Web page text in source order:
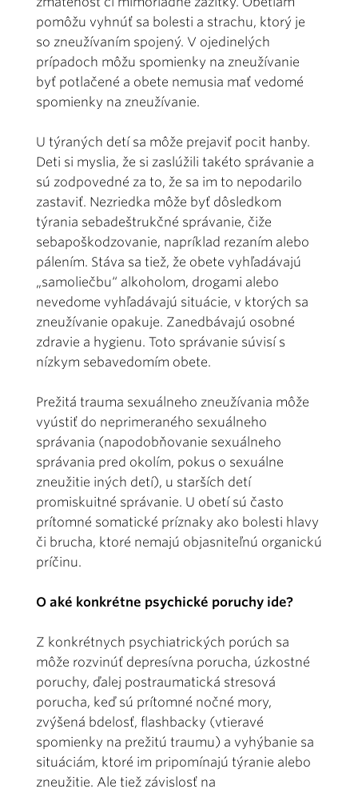
pomôžu vyhnúť sa bolesti a strachu, ktorý je
so zneužívaním spojený. V ojedinelých
prípadoch môžu spomienky na zneužívanie
byť potlačené a obete nemusia mať vedomé
spomienky na zneužívanie.
U týraných detí sa môže prejaviť pocit hanby.
Deti si myslia, že si zaslúžili takéto správanie a
sú zodpovedné za to, že sa im to nepodarilo
zastaviť. Nezriedka môže byť dôsledkom
týrania sebadeštrukčné správanie, čiže
sebapoškodzovanie, napríklad rezaním alebo
pálením. Stáva sa tiež, že obete vyhľadávajú
„samoliečbu“ alkoholom, drogami alebo
nevedome vyhľadávajú situácie, v ktorých sa
zneužívanie opakuje. Zanedbávajú osobné
zdravie a hygienu. Toto správanie súvisí s
nízkym sebavedomím obete.
Prežitá trauma sexuálneho zneužívania môže
vyústiť do neprimeraného sexuálneho
správania (napodobňovanie sexuálneho
správania pred okolím, pokus o sexuálne
zneužitie iných detí), u starších detí
promiskuitné správanie. U obetí sú často
prítomné somatické príznaky ako bolesti hlavy
či brucha, ktoré nemajú objasniteľnú organickú
príčinu.
O aké konkrétne psychické poruchy ide?
Z konkrétnych psychiatrických porúch sa
môže rozvinúť depresívna porucha, úzkostné
poruchy, ďalej postraumatická stresová
porucha, keď sú prítomné nočné mory,
zvýšená bdelosť, flashbacky (vtieravé
spomienky na prežitú traumu) a vyhýbanie sa
situáciám, ktoré im pripomínajú týranie alebo
zneužitie. Ale tiež závislosť na